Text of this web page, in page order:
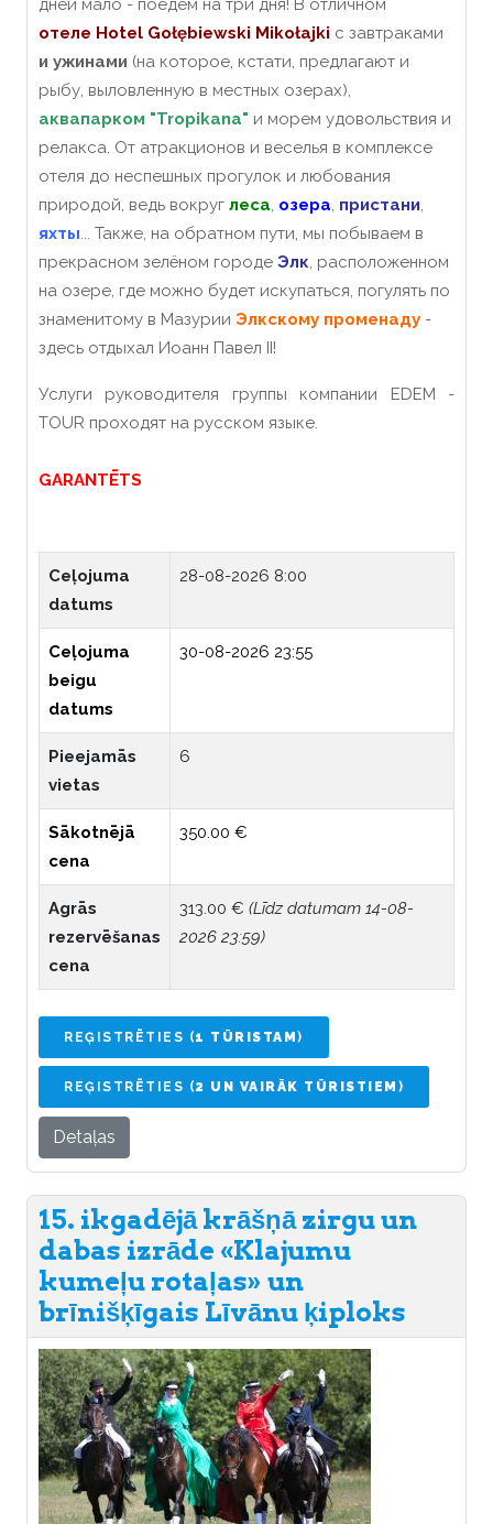
дней мало - поедем на три дня! В отличном
отеле Hotel Gołębiewski Mikołajki с завтраками
и ужинами (на которое, кстати, предлагают и
рыбу, выловленную в местных озерах),
аквапарком "Tropikana" и морем удовольствия и
релакса. От атракционов и веселья в комплексе
отеля до неспешных прогулок и любования
природой, ведь вокруг леса, озера, пристани,
яхты... Также, на обратном пути, мы побываем в
прекрасном зелёном городе Элк, расположенном
на озере, где можно будет искупаться, погулять по
знаменитому в Мазурии Элкскому променаду -
здесь отдыхал Иоанн Павел II!
Услуги руководителя группы компании EDEM -
TOUR проходят на русском языке.
GARANTĒTS
Ceļojuma
datums
28-08-2026 8:00
Ceļojuma
beigu
datums
30-08-2026 23:55
Pieejamās
vietas
6
Sākotnējā
cena
350.00 €
Agrās
rezervēšanas
cena
313.00 € (Līdz datumam 14-08-
2026 23:59)
REĢISTRĒTIES (1 TŪRISTAM)
REĢISTRĒTIES (2 UN VAIRĀK TŪRISTIEM )
Detaļas
15. ikgadējā krāšņā zirgu un
dabas izrāde «Klajumu
kumeļu rotaļas» un
brīnišķīgais Līvānu ķiploks